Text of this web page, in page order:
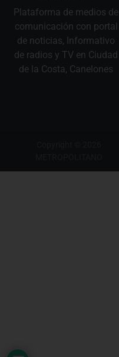
Plataforma de medios de
comunicación con portal
de noticias, Informativo
de radios y TV en Ciudad
de la Costa, Canelones